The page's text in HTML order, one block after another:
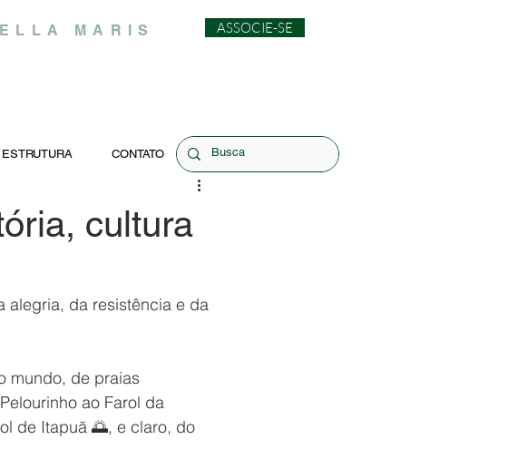
MARIS ASSOCIE-SE
cultura
alegria, da resistência e da
mundo, de praias
ao Farol da
de Itapuã 🌅, e claro, do
ESTRUTURA CONTATO